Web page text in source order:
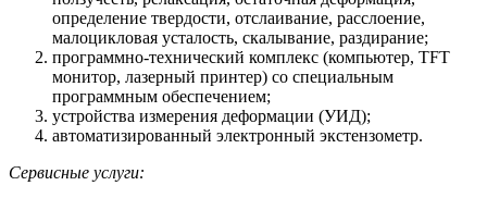
определение твердости, отслаивание, расслоение,
малоцикловая усталость, скалывание, раздирание;
программно-технический комплекс (компьютер, TFT
монитор, лазерный принтер) со специальным
программным обеспечением;
устройства измерения деформации (УИД);
автоматизированный электронный экстензометр.
Сервисные услуги: